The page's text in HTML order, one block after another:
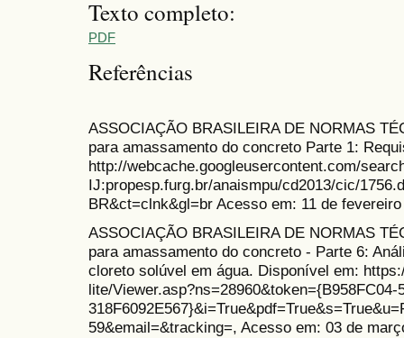
Texto completo:
PDF
Referências
ASSOCIAÇÃO BRASILEIRA DE NORMAS
para amassamento do concreto Parte 1:
http://webcache.googleusercontent.com/
IJ:propesp.furg.br/anaismpu/cd2013/cic/
BR&ct=clnk&gl=br Acesso em: 11 de
ASSOCIAÇÃO BRASILEIRA DE NORMAS
para amassamento do concreto - Parte 6:
cloreto solúvel em água. Disponível em:
lite/Viewer.asp?ns=28960&token={B958FC04-
59&email=&tracking=, Acesso em: 03 de